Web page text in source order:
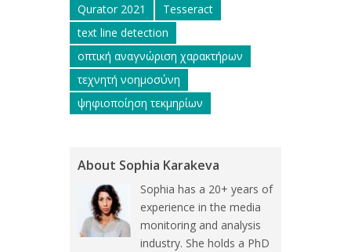
Qurator 2021
Tesseract
text line detection
οπτική αναγνώριση χαρακτήρων
τεχνητή νοημοσύνη
ψηφιοποίηση τεκμηρίων
About Sophia Karakeva
Sophia has a 20+ years of
experience in the media
monitoring and analysis
industry. She holds a PhD